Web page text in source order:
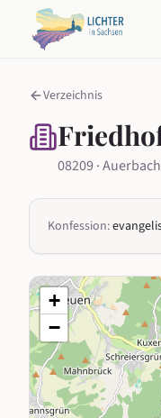
Verzeichnis
08209 ·
Konfession:
+
−